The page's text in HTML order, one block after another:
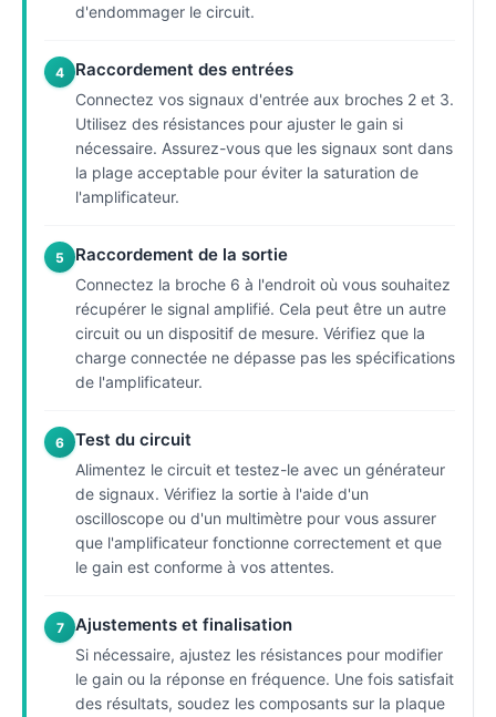
d'endommager le circuit.
4 Raccordement des entrées
Connectez vos signaux d'entrée aux broches 2 et 3.
Utilisez des résistances pour ajuster le gain si
nécessaire. Assurez-vous que les signaux sont dans
la plage acceptable pour éviter la saturation de
l'amplificateur.
5 Raccordement de la sortie
Connectez la broche 6 à l'endroit où vous souhaitez
récupérer le signal amplifié. Cela peut être un autre
circuit ou un dispositif de mesure. Vérifiez que la
charge connectée ne dépasse pas les spécifications
de l'amplificateur.
6 Test du circuit
Alimentez le circuit et testez-le avec un générateur
de signaux. Vérifiez la sortie à l'aide d'un
oscilloscope ou d'un multimètre pour vous assurer
que l'amplificateur fonctionne correctement et que
le gain est conforme à vos attentes.
7 Ajustements et finalisation
Si nécessaire, ajustez les résistances pour modifier
le gain ou la réponse en fréquence. Une fois satisfait
des résultats, soudez les composants sur la plaque